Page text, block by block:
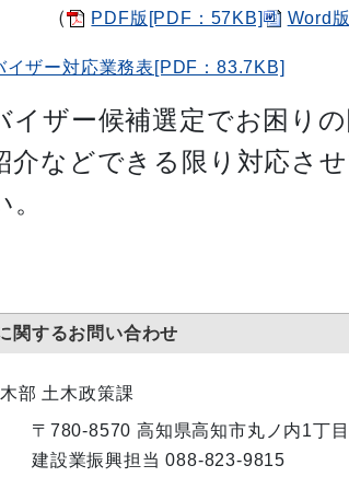
（ PDF版[PDF：57KB] Word
イザー対応業務表[PDF：83.7KB]
ザー候補選定でお困り
介などできる限り対応さ
関するお問い合わせ
部 土木政策課
〒780-8570 高知県高知市丸ノ内1丁
建設業振興担当 088-823-9815